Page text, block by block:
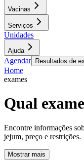
Vacinas
Serviços
Unidades
Ajuda
Agendar Resultados de
Home
exames
Qual
Encontre informações
jejum, preço e restrições.
Mostrar mais